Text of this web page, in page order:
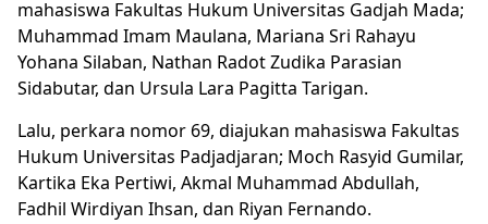
mahasiswa Fakultas Hukum Universitas Gadjah Mada;
Muhammad Imam Maulana, Mariana Sri Rahayu
Yohana Silaban, Nathan Radot Zudika Parasian
Sidabutar, dan Ursula Lara Pagitta Tarigan.
Lalu, perkara nomor 69, diajukan mahasiswa Fakultas
Hukum Universitas Padjadjaran; Moch Rasyid Gumilar,
Kartika Eka Pertiwi, Akmal Muhammad Abdullah,
Fadhil Wirdiyan Ihsan, dan Riyan Fernando.